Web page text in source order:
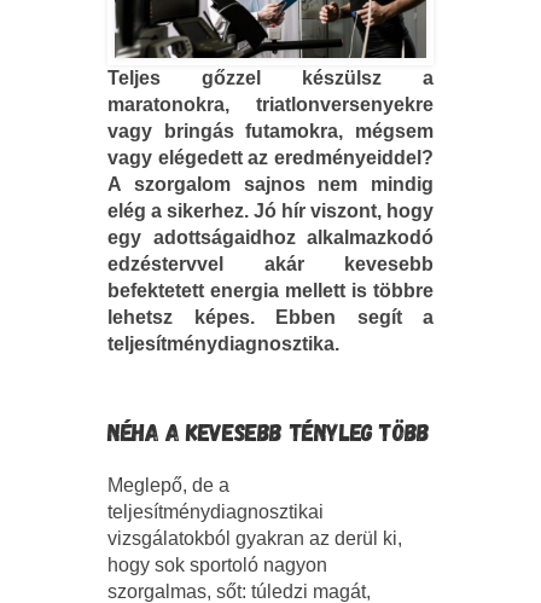
Teljes gőzzel készülsz a
maratonokra, triatlonversenyekre
vagy bringás futamokra, mégsem
vagy elégedett az eredményeiddel?
A szorgalom sajnos nem mindig
elég a sikerhez. Jó hír viszont, hogy
egy adottságaidhoz alkalmazkodó
edzéstervvel akár kevesebb
befektetett energia mellett is többre
lehetsz képes. Ebben segít a
teljesítménydiagnosztika.
NÉHA A KEVESEBB TÉNYLEG TÖBB
Meglepő, de a
teljesítménydiagnosztikai
vizsgálatokból gyakran az derül ki,
hogy sok sportoló nagyon
szorgalmas, sőt: túledzi magát,